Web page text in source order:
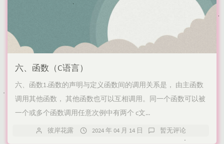
六、函数（C语言）
六、函数1.函数的声明与定义函数间的调用关系是， 由主函数
调用其他函数， 其他函数也可以互相调用。同一个函数可以被
一个或多个函数调用任意次例中有两个 c文...
彼岸花露 2024 年 04 月 14 日 暂无评论